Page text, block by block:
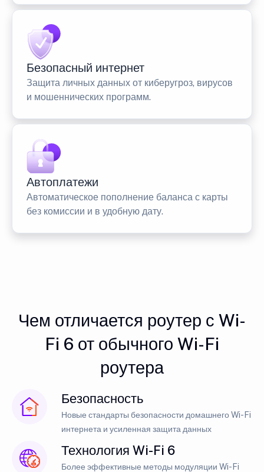
Безопасный интернет
Защита личных данных от киберугроз, вирусов
и мошеннических программ.
Автоплатежи
Автоматическое пополнение баланса с карты
без комиссии и в удобную дату.
Чем отличается роутер с Wi-
Fi 6 от обычного Wi-Fi
роутера
Безопасность
Новые стандарты безопасности домашнего Wi-Fi
интернета и усиленная защита данных
Технология Wi-Fi 6
Более эффективные методы модуляции Wi-Fi